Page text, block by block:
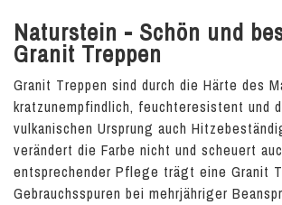
Naturstein - Schön und
Granit Treppen
Granit Treppen sind durch die Härte des
kratzunempfindlich, feuchteresistent und
vulkanischen Ursprung auch
verändert die Farbe nicht und scheuert
entsprechender Pflege trägt eine Granit
Gebrauchsspuren bei mehrjähriger